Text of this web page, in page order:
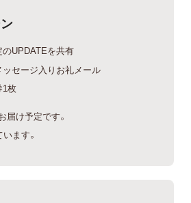
UPDATEを共有
セージ入りお礼メール
1枚
届け予定です。
ます。